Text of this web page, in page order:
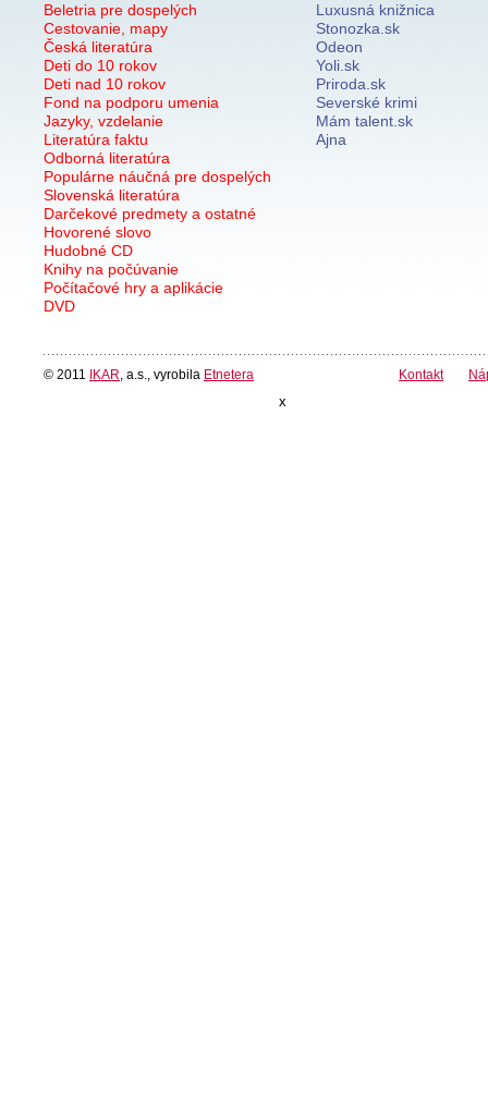
Beletria pre dospelých
Cestovanie, mapy
Česká literatúra
Deti do 10 rokov
Deti nad 10 rokov
Fond na podporu umenia
Jazyky, vzdelanie
Literatúra faktu
Odborná literatúra
Populárne náučná pre dospelých
Slovenská literatúra
Darčekové predmety a ostatné
Hovorené slovo
Hudobné CD
Knihy na počúvanie
Počítačové hry a aplikácie
DVD
Luxusná knižnica
Stonozka.sk
Odeon
Yoli.sk
Priroda.sk
Severské krimi
Mám talent.sk
Ajna
© 2011 IKAR , a.s., vyrobila Etnetera Kontakt
x